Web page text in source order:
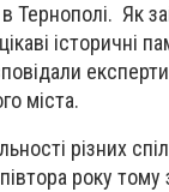
в Тернополі. Як
історичні
міста.
різних
року